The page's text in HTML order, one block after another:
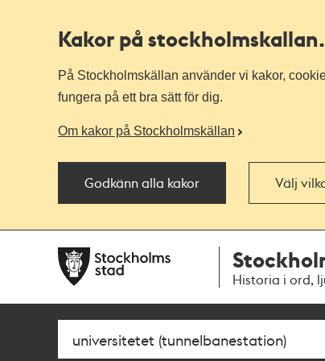
Kakor på stockholmskallan
På Stockholmskällan använder vi kakor,
fungera på ett bra sätt för dig.
Om kakor på Stockholmskällan
Godkänn alla kakor Välj
navigationen
huvudinnehållet
Historia i ord,
Sök